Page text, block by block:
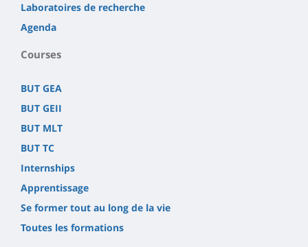
Laboratoires de recherche
Agenda
Courses
BUT GEA
BUT GEII
BUT MLT
BUT TC
Internships
Apprentissage
Se former tout au long de la vie
Toutes les formations